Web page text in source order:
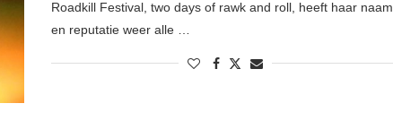
Roadkill Festival, two days of rawk and roll, heeft haar naam
en reputatie weer alle …